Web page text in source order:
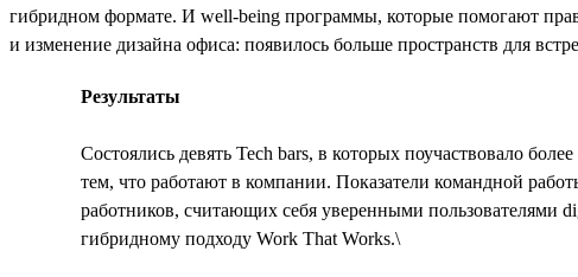
гибридном формате. И well-being программы, которые помогают
и изменение дизайна офиса: появилось больше пространств для
Результаты
Состоялись девять Tech bars, в которых поучаствовало
тем, что работают в компании. Показатели командной
работников, считающих себя уверенными пользователями
гибридному подходу Work That Works.\